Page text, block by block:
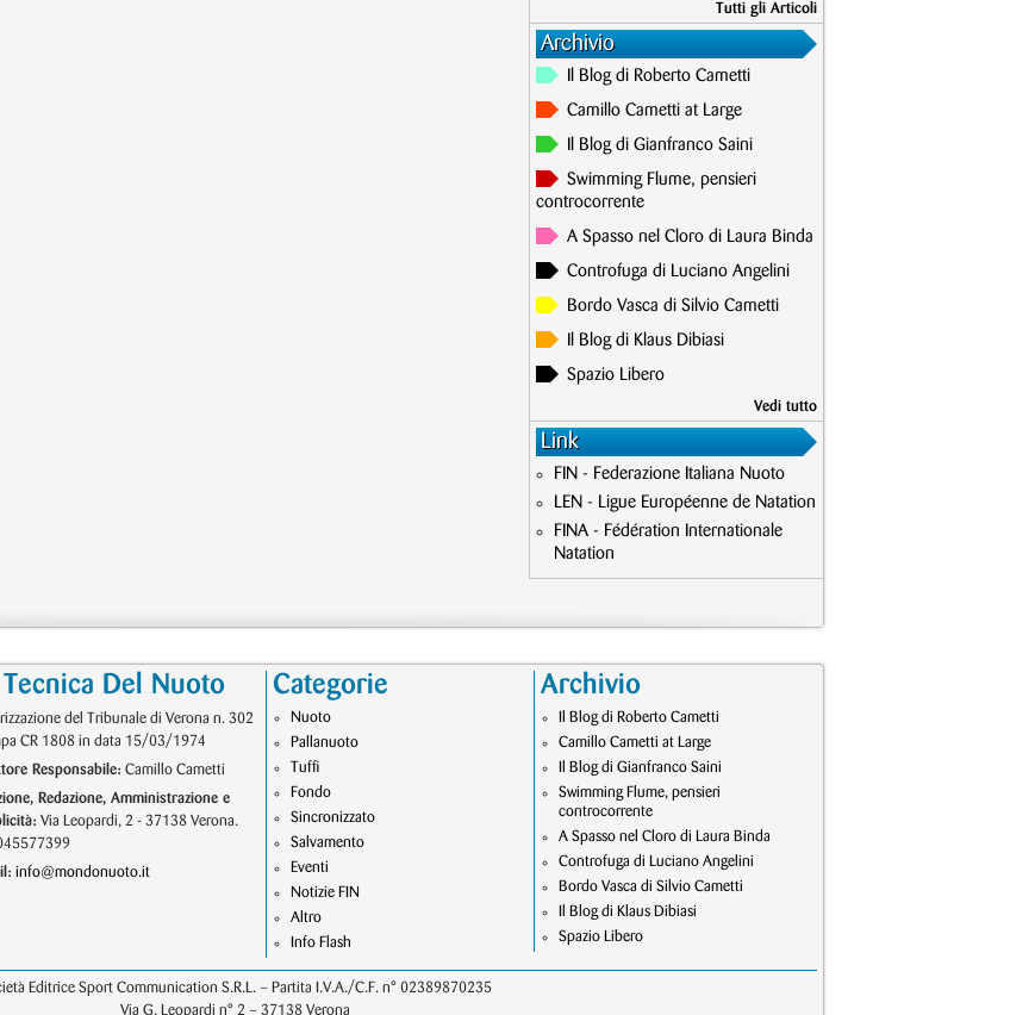
Tutti gli Articoli
Archivio
Il Blog di Roberto Cametti
Camillo Cametti at Large
Il Blog di Gianfranco Saini
Swimming Flume, pensieri
controcorrente
A Spasso nel Cloro di Laura Binda
Controfuga di Luciano Angelini
Bordo Vasca di Silvio Cametti
Il Blog di Klaus Dibiasi
Spazio Libero
Vedi tutto
Link
FIN - Federazione Italiana Nuoto
LEN - Ligue Européenne de Natation
FINA - Fédération Internationale
Natation
Tecnica Del Nuoto
del Tribunale di Verona n. 302
CR 1808 in data 15/03/1974
Responsabile: Camillo Cametti
Redazione, Amministrazione e
Via Leopardi, 2 - 37138 Verona.
info@mondonuoto.it
Categorie
Nuoto
Pallanuoto
Tuffi
Fondo
Sincronizzato
Salvamento
Eventi
Notizie FIN
Altro
Info Flash
Archivio
Il Blog di Roberto Cametti
Camillo Cametti at Large
Il Blog di Gianfranco Saini
Swimming Flume, pensieri
controcorrente
A Spasso nel Cloro di Laura Binda
Controfuga di Luciano Angelini
Bordo Vasca di Silvio Cametti
Il Blog di Klaus Dibiasi
Spazio Libero
Editrice Sport Communication S.R.L. – Partita I.V.A./C.F. n° 02389870235
Via G. Leopardi n° 2 – 37138 Verona